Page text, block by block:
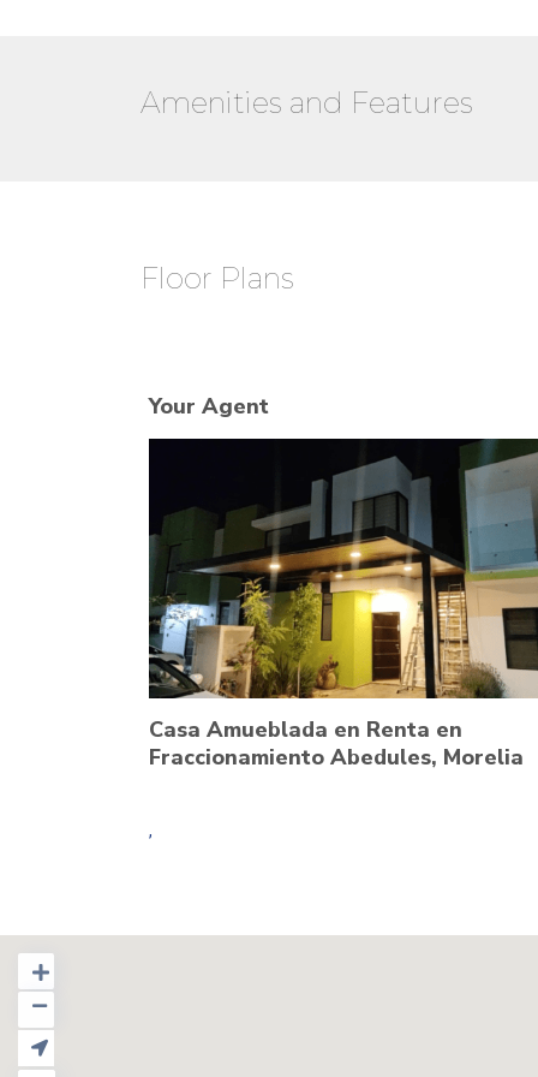
Amenities and Features
Floor Plans
Your Agent
Casa Amueblada en Renta en
Fraccionamiento Abedules, Morelia
,